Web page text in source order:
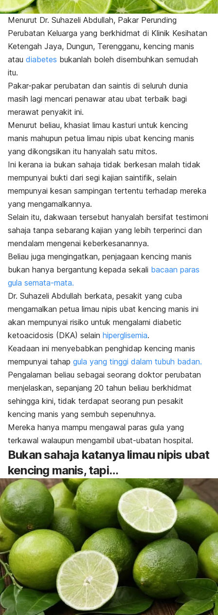
Menurut Dr. Suhazeli Abdullah, Pakar Perunding
Perubatan Keluarga yang berkhidmat di Klinik Kesihatan
Ketengah Jaya, Dungun, Terengganu, kencing manis
atau diabetes bukanlah boleh disembuhkan semudah
itu.
Pakar-pakar perubatan dan saintis di seluruh dunia
masih lagi mencari penawar atau ubat terbaik bagi
merawat penyakit ini.
Menurut beliau, khasiat limau kasturi untuk kencing
manis mahupun petua limau nipis ubat kencing manis
yang dikongsikan itu hanyalah satu mitos.
Ini kerana ia bukan sahaja tidak berkesan malah tidak
mempunyai bukti dari segi kajian saintifik, selain
mempunyai kesan sampingan tertentu terhadap mereka
yang mengamalkannya.
Selain itu, dakwaan tersebut hanyalah bersifat testimoni
sahaja tanpa sebarang kajian yang lebih terperinci dan
mendalam mengenai keberkesanannya.
Beliau juga mengingatkan, penjagaan kencing manis
bukan hanya bergantung kepada sekali bacaan paras
gula semata-mata.
Dr. Suhazeli Abdullah berkata, pesakit yang cuba
mengamalkan petua limau nipis ubat kencing manis ini
akan mempunyai risiko untuk mengalami diabetic
ketoacidosis (DKA) selain hiperglisemia.
Keadaan ini menyebabkan penghidap kencing manis
mempunyai tahap gula yang tinggi dalam tubuh badan.
Pengalaman beliau sebagai seorang doktor perubatan
menjelaskan, sepanjang 20 tahun beliau berkhidmat
sehingga kini, tidak terdapat seorang pun pesakit
kencing manis yang sembuh sepenuhnya.
Mereka hanya mampu mengawal paras gula yang
terkawal walaupun mengambil ubat-ubatan hospital.
Bukan sahaja katanya limau nipis ubat
kencing manis, tapi…